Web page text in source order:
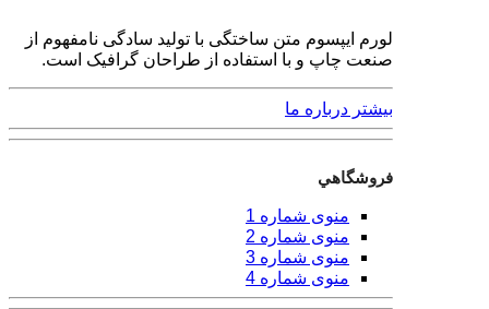
لورم ایپسوم متن ساختگی با تولید سادگی نامفهوم از
صنعت چاپ و با استفاده از طراحان گرافیک است.
بیشتر درباره ما
فروشگاهي
منوی شماره 1
منوی شماره 2
منوی شماره 3
منوی شماره 4